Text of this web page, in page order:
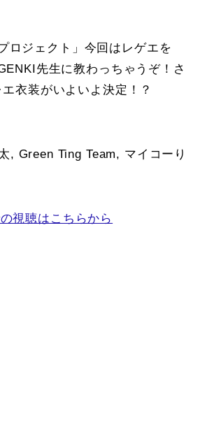
ロジェクト」今回はレゲエを
先生に教わっちゃうぞ！さ
衣装がいよいよ決定！？
, Green Ting Team, マイコーり
視聴はこちらから